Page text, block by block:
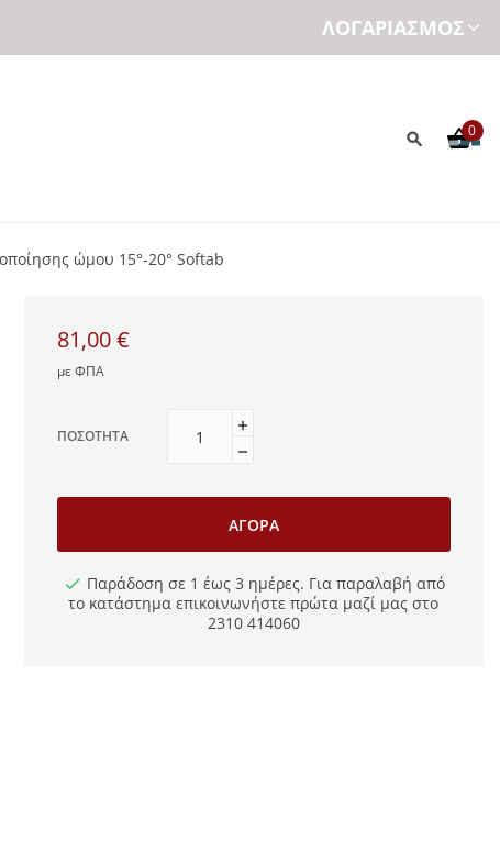
ΛΟΓΑΡΙΑΣΜΌΣ
0
ώμου 15°-20° Softab
81,00 €
με ΦΠΑ
ΠΟΣΌΤΗΤΑ
ΑΓΟΡΆ
Παράδοση σε 1 έως 3 ημέρες. Για παραλαβή από
το κατάστημα επικοινωνήστε πρώτα μαζί μας στο
2310 414060